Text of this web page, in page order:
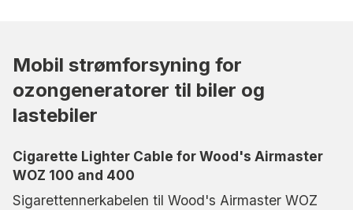
Mobil strømforsyning for
ozongeneratorer til biler og
lastebiler
Cigarette Lighter Cable for Wood's Airmaster
WOZ 100 and 400
Sigarettennerkabelen til Wood's Airmaster WOZ